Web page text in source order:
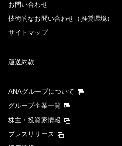
お問い合わせ
技術的なお問い合わせ（推奨環境）
サイトマップ
運送約款
ANAグループについて
グループ企業一覧
株主・投資家情報
プレスリリース